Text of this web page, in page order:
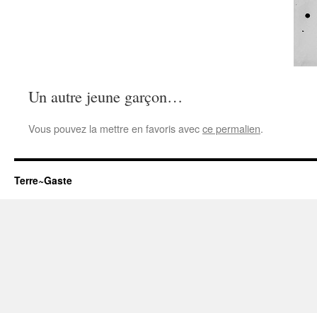
Un autre jeune garçon…
Vous pouvez la mettre en favoris avecce permalien.
Terre~Gaste